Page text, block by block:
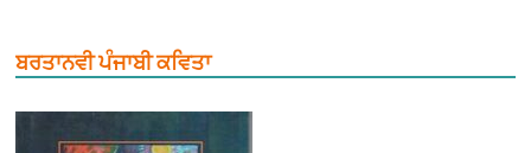
ਬਰਤਾਨਵੀ ਪੰਜਾਬੀ ਕਵਿਤਾ